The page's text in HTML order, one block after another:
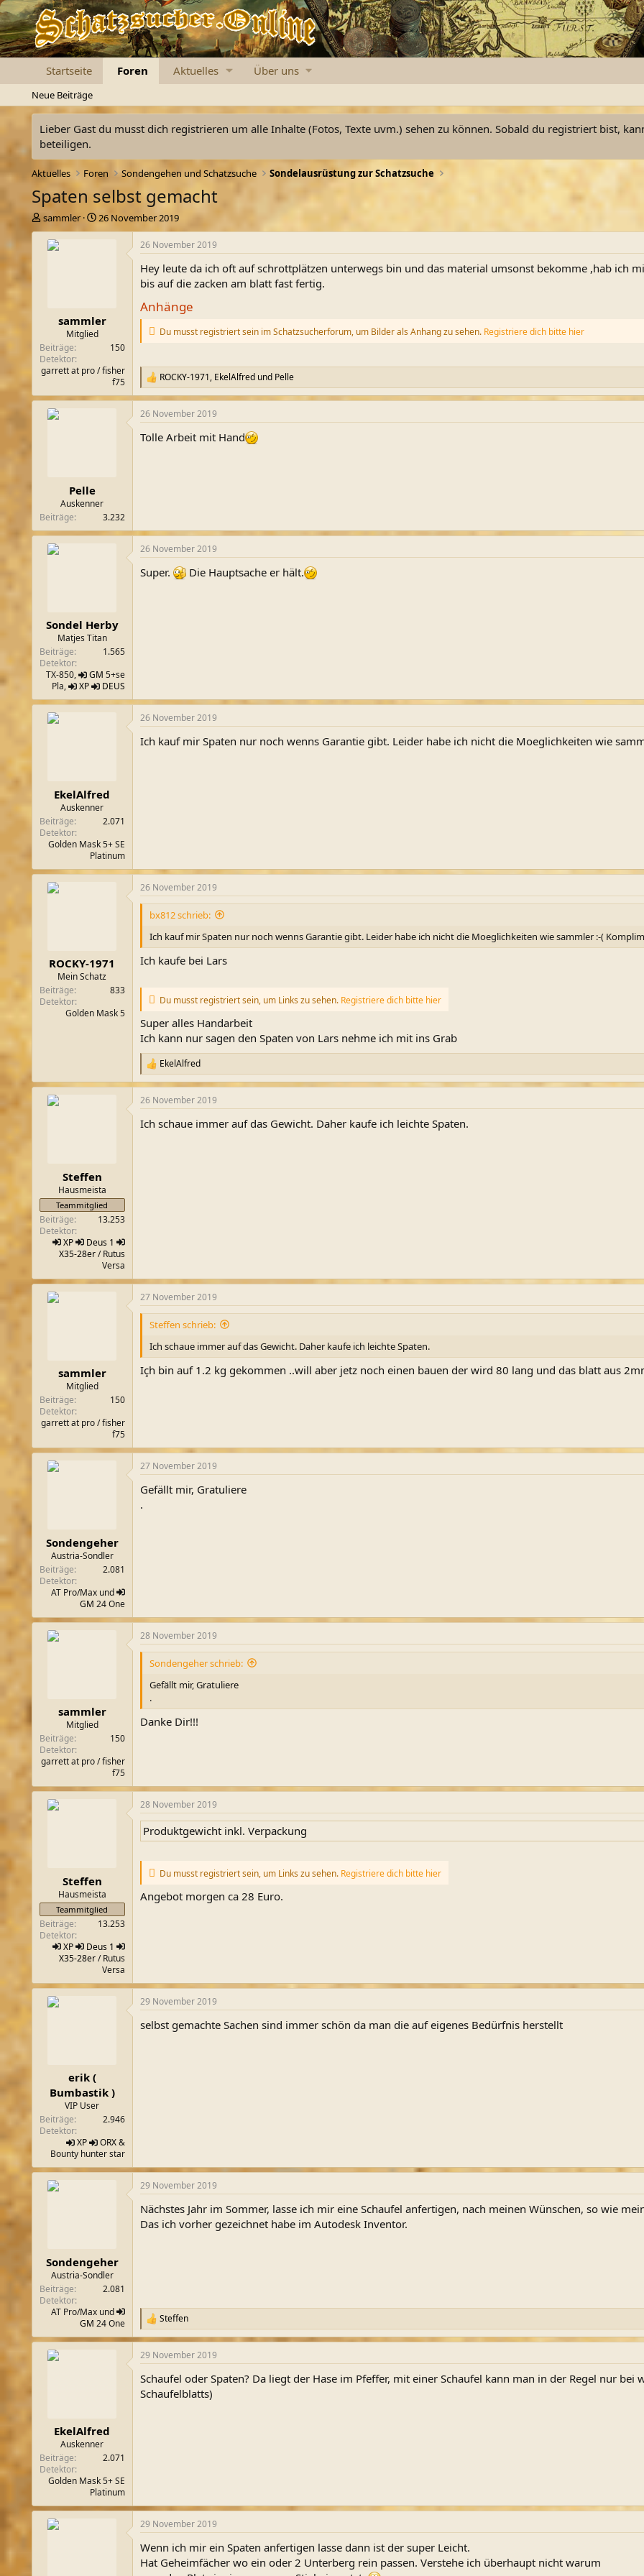
Startseite Foren Aktuelles Über uns
Neue Beiträge
Lieber Gast du musst dich registrieren um alle Inhalte (Fotos, Texte uvm.) sehen zu können. Sobald du registriert bist,
beteiligen.
Aktuelles Foren Sondengehen und Schatzsuche Sondelausrüstung zur Schatzsuche
Spaten selbst gemacht
E
r
sammler
E
r
a
m
26 November 2019
sammler
Mitglied
Beiträge
150
Detektor
garrett at pro / fisher
f75
26 November 2019
Hey leute da ich oft auf schrottplätzen unterwegs bin und das material umsonst bekomme ,hab ich
bis auf die zacken am blatt fast fertig.
Anhänge
Du musst registriert sein im Schatzsucherforum, um Bilder als Anhang zu sehen. Registriere dich bitte hier
R
e
a
k
i
ROCKY-1971, EkelAlfredund Pelle
Pelle
Auskenner
Beiträge
3.232
26 November 2019
Tolle Arbeit mit Hand
Sondel Herby
Matjes Titan
Beiträge
1.565
Detektor
TX-850,
GM 5+se
Pla,
XP DEUS
26 November 2019
Super. Die Hauptsache er hält.
EkelAlfred
Auskenner
Beiträge
2.071
Detektor
Golden Mask 5+ SE
Platinum
26 November 2019
Ich kauf mir Spaten nur noch wenns Garantie gibt. Leider habe ich nicht die Moeglichkeiten wie
ROCKY-1971
Mein Schatz
Beiträge
833
Detektor
Golden Mask 5
26 November 2019
bx812 schrieb:
Ich kauf mir Spaten nur noch wenns Garantie gibt. Leider habe ich nicht die Moeglichkeiten wie sammler :-(
Ich kaufe bei Lars
Du musst registriert sein, um Links zu sehen. Registriere dich bitte hier
Super alles Handarbeit
Ich kann nur sagen den Spaten von Lars nehme ich mit ins Grab
R
e
a
k
i
EkelAlfred
Steffen
Hausmeista
Teammitglied
Beiträge
13.253
Detektor
XP
Deus 1
X35-28er/ Rutus
Versa
26 November 2019
Ich schaue immer auf das Gewicht. Daher kaufe ich leichte Spaten.
sammler
Mitglied
Beiträge
150
Detektor
garrett at pro / fisher
f75
27 November 2019
Steffen schrieb:
Ich schaue immer auf das Gewicht. Daher kaufe ich leichte Spaten.
Içh bin auf 1.2 kg gekommen ..will aber jetz noch einen bauen der wird 80 lang und das blatt aus
Sondengeher
Austria-Sondler
Beiträge
2.081
Detektor
AT Pro/Max und
GM 24 One
27 November 2019
Gefällt mir, Gratuliere
.
sammler
Mitglied
Beiträge
150
Detektor
garrett at pro / fisher
f75
28 November 2019
Sondengeher schrieb:
Gefällt mir, Gratuliere
.
Danke Dir!!!
Steffen
Hausmeista
Teammitglied
Beiträge
13.253
Detektor
XP
Deus 1
X35-28er/ Rutus
Versa
28 November 2019
Produktgewicht inkl. Verpackung
Du musst registriert sein, um Links zu sehen. Registriere dich bitte hier
Angebot morgen ca 28 Euro.
erik (
Bumbastik )
VIP User
Beiträge
2.946
Detektor
XP
ORX&
Bounty hunter star
29 November 2019
selbst gemachte Sachen sind immer schön da man die auf eigenes Bedürfnis herstellt
Sondengeher
Austria-Sondler
Beiträge
2.081
Detektor
AT Pro/Max und
GM 24 One
29 November 2019
Nächstes Jahr im Sommer, lasse ich mir eine Schaufel anfertigen, nach meinen Wünschen, so wie
Das ich vorher gezeichnet habe im Autodesk Inventor.
R
e
a
k
i
o
Steffen
EkelAlfred
Auskenner
Beiträge
2.071
Detektor
Golden Mask 5+ SE
Platinum
29 November 2019
Schaufel oder Spaten? Da liegt der Hase im Pfeffer, mit einer Schaufel kann man in der Regel nur
Schaufelblatts)
29 November 2019
Wenn ich mir ein Spaten anfertigen lasse dann ist der super Leicht.
Hat Geheimfächer wo ein oder 2 Unterberg rein passen. Verstehe ich überhaupt nicht warum